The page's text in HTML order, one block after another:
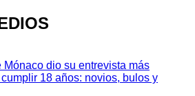
dio su entrevista más
18 años: novios, bulos y